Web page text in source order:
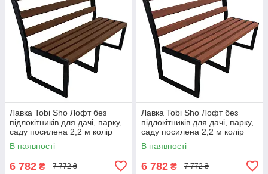
Лавка Tobi Sho Лофт без
підлокітників для дачі, парку,
саду посилена 2,2 м колір
горіх
В наявності
6 782 ₴ 7 772 ₴
Лавка Tobi Sho Лофт без
підлокітників для дачі, парку,
саду посилена 2,2 м колір
черешня
В наявності
6 782 ₴ 7 772 ₴